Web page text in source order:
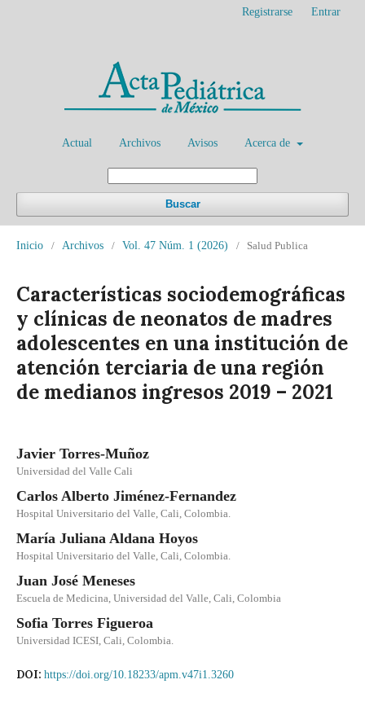
Actual Archivos Avisos Acerca de
Buscar
Registrarse Entrar
Inicio / Archivos / Vol. 47 Núm. 1 (2026) / Salud Publica
Características sociodemográficas
y clínicas de neonatos de madres
adolescentes en una institución de
atención terciaria de una región
de medianos ingresos 2019 – 2021
Javier Torres-Muñoz
Universidad del Valle Cali
Carlos Alberto Jiménez-Fernandez
Hospital Universitario del Valle, Cali, Colombia.
María Juliana Aldana Hoyos
Hospital Universitario del Valle, Cali, Colombia.
Juan José Meneses
Escuela de Medicina, Universidad del Valle, Cali, Colombia
Sofia Torres Figueroa
Universidad ICESI, Cali, Colombia.
DOI: https://doi.org/10.18233/apm.v47i1.3260